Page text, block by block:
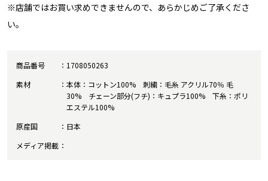
※店舗ではお買い求めできませんので、あらかじめご了承くださ
い。
商品番号
1708050263
素材
本体：コットン100% 刺繍：毛糸 アクリル70％ 毛
30% チェーン部分(フチ)：キュプラ100% 下糸：ポリ
エステル100%
原産国
日本
メディア掲載